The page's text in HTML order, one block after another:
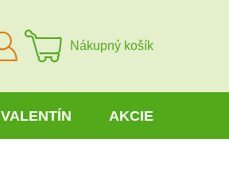
Prihlásiť
sa
Nákupný košík
VALENTÍN AKCIE